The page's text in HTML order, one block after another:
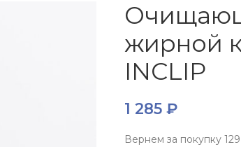
жирной
INCLIP
1 285 ₽
Вернем за покупку